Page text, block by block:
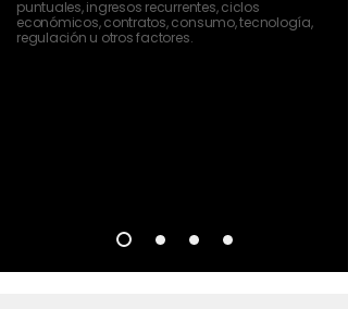
puntuales, ingresos recurrentes, ciclos
económicos, contratos, consumo, tecnología,
regulación u otros factores.